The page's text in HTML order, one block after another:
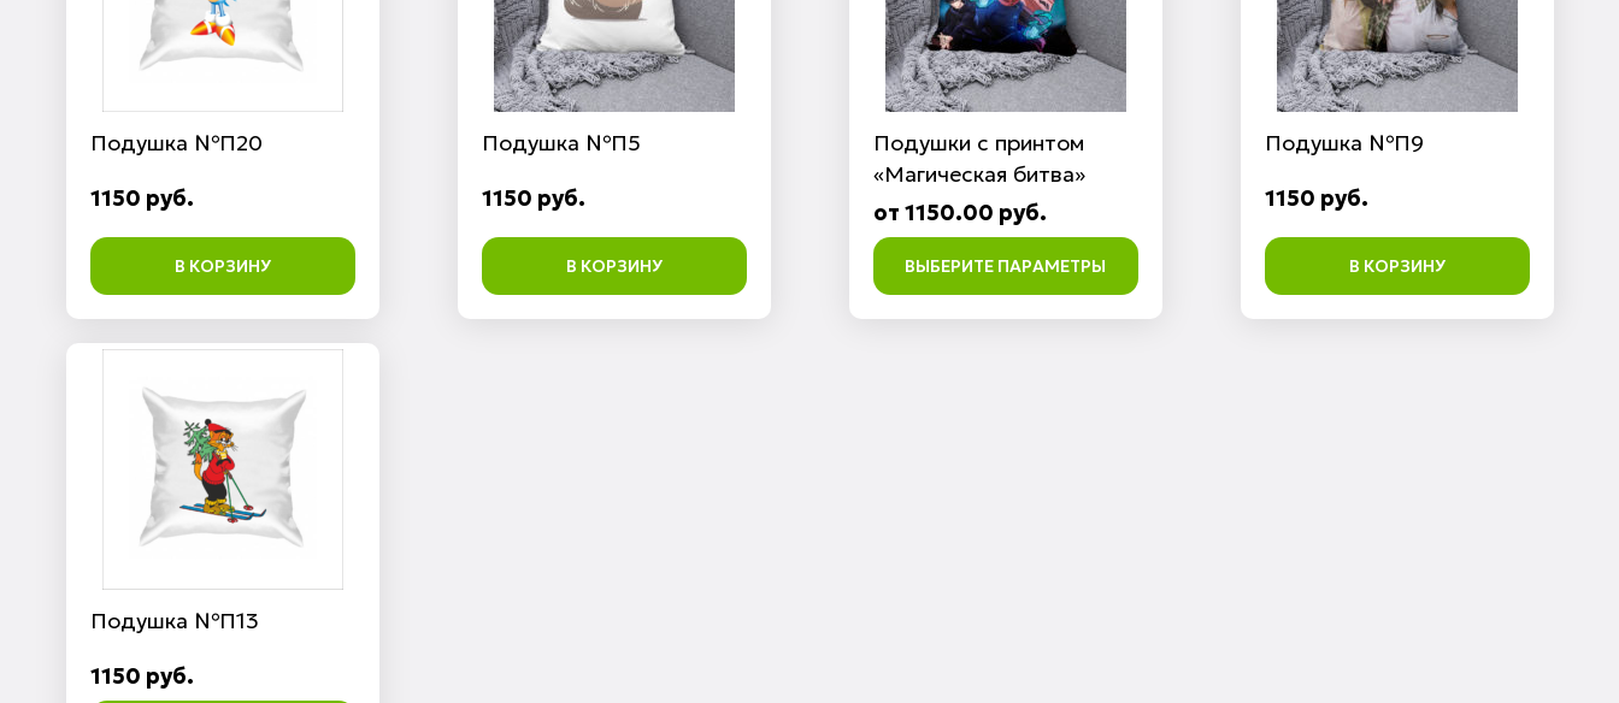
Подушка №П20
1150 руб.
В КОРЗИНУ
Подушка №П5
1150 руб.
В КОРЗИНУ
Подушки с принтом
«Магическая битва»
от 1150.00 руб.
ВЫБЕРИТЕ ПАРАМЕТРЫ
Подушка №П9
1150 руб.
В КОРЗИНУ
Подушка №П13
1150 руб.